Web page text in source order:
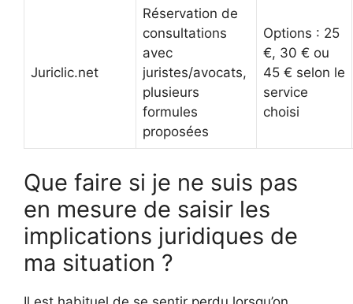
Juriclic.net
Réservation de
consultations
avec
juristes/avocats,
plusieurs
formules
proposées
Options : 25
€, 30 € ou
45 € selon le
service
choisi
Que faire si je ne suis pas
en mesure de saisir les
implications juridiques de
ma situation ?